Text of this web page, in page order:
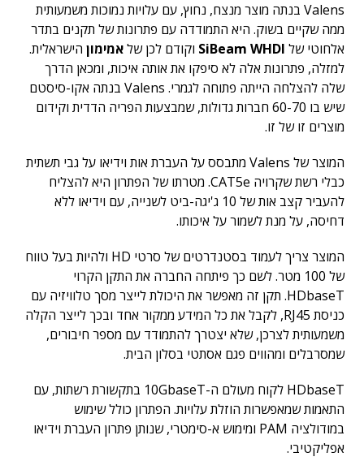
Valens בנתה מוצר מנצח, נחוץ, עם עלויות נמוכות משמעותית
ממה שקיים בשוק. היא התמודדה עם פתרונות של תקנים בתדר
אלחוטי של SiBeam WHDI וקודם לכן שלאמימון הישראלית.
למזלה, פתרונות אלה לא סיפקו את אותה איכות, ומכאן הדרך
שלה להצלחה הייתה פתוחה לגמרי. Valens בנתה אקו-סיסטם
שיש בו 60-70 חברות גדולות, שמבצעות הפריה הדדית וקידום
מוצרים זו של זו.
המוצר של Valens מתבסס על העברת אות וידיאו על גבי תשתית
כבלי רשת שקרויה CAT5e. מטרתו של הפתרון היא להצליח
להעביר קצב אות של 10 ג'יגה-ביט לשנייה, עם וידיאו ללא
דחיסה, על מנת לשמור על איכותו.
המוצר צריך לעמוד בסטנדרטים של סרטי HD ולהיות בעל טווח
של 100 מטר. לשם כך פיתחה החברה את התקן הקרוי
HDbaseT. תקן זה מאפשר את היכולת לייצר מסך טלוויזיה עם
כניסת RJ45, לקבל את כל המידע ממקור אחד ובכך לייצר הקלה
משמעותית לצרכן, שלא יצטרך להתמודד עם מספר חיבורים,
שמסרבלים ומהווים פגם אסתטי בסלון הבית.
HDbaseT לקוח מעולם ה-10GbaseT בתקשורת רשתות, עם
התאמות שמאפשרות הוזלת עלויות. הפתרון כולל שימוש
במודולציה PAM ומימוש א-סימטרי, שנותן פתרון העברת וידיאו
אפליקטיבי.